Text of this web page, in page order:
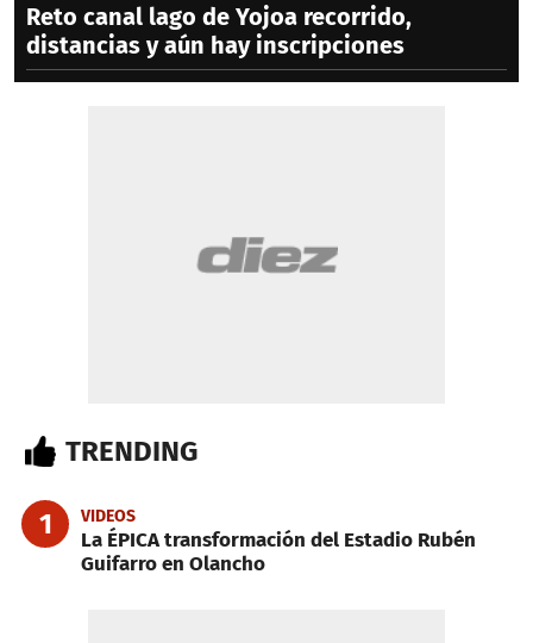
Reto canal lago de Yojoa recorrido,
distancias y aún hay inscripciones
TRENDING
1 VIDEOS
La ÉPICA transformación del Estadio Rubén
Guifarro en Olancho